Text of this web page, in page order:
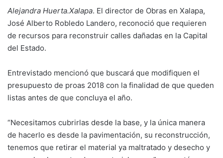
Alejandra Huerta.Xalapa. El director de Obras en Xalapa,
José Alberto Robledo Landero, reconoció que requieren
de recursos para reconstruir calles dañadas en la Capital
del Estado.
Entrevistado mencionó que buscará que modifiquen el
presupuesto de proas 2018 con la finalidad de que queden
listas antes de que concluya el año.
“Necesitamos cubrirlas desde la base, y la única manera
de hacerlo es desde la pavimentación, su reconstrucción,
tenemos que retirar el material ya maltratado y desecho y